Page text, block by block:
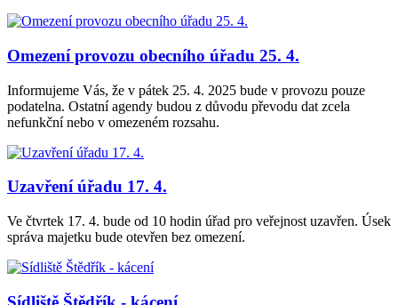
Omezení provozu obecního úřadu 25. 4.
Informujeme Vás, že v pátek 25. 4. 2025 bude v provozu pouze
podatelna. Ostatní agendy budou z důvodu převodu dat zcela
nefunkční nebo v omezeném rozsahu.
Uzavření úřadu 17. 4.
Ve čtvrtek 17. 4. bude od 10 hodin úřad pro veřejnost uzavřen. Úsek
správa majetku bude otevřen bez omezení.